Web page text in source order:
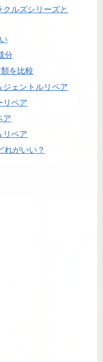
クルズシリーズと
分
を比較
ジェントルリペア
リペア
ア
リペア
れがいい？